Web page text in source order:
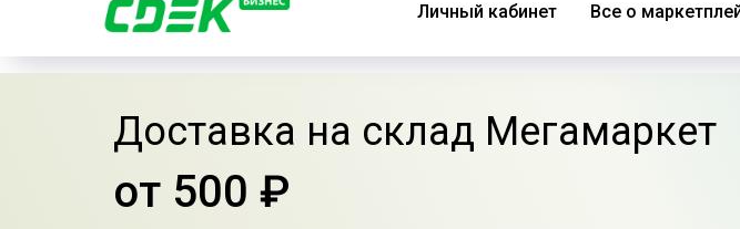
Личный кабинет Все о
Доставка на склад Мегамаркет
от 500 ₽